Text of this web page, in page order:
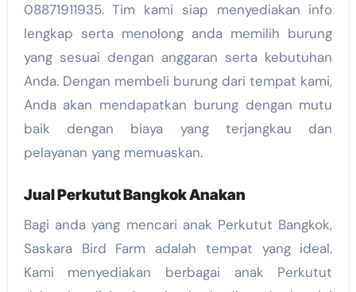
08871911935. Tim kami siap menyediakan info
lengkap serta menolong anda memilih burung
yang sesuai dengan anggaran serta kebutuhan
Anda. Dengan membeli burung dari tempat kami,
Anda akan mendapatkan burung dengan mutu
baik dengan biaya yang terjangkau dan
pelayanan yang memuaskan.
Jual Perkutut Bangkok Anakan
Bagi anda yang mencari anak Perkutut Bangkok,
Saskara Bird Farm adalah tempat yang ideal.
Kami menyediakan berbagai anak Perkutut